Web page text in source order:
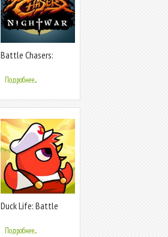
Battle Chasers:
Подробнее...
Duck Life: Battle
Подробнее...